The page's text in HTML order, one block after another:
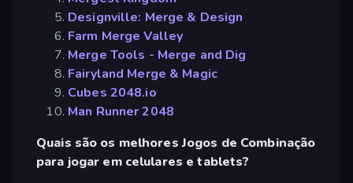
Designville: Merge & Design
Farm Merge Valley
Merge Tools - Merge and Dig
Fairyland Merge & Magic
Cubes 2048.io
Man Runner 2048
Quais são os melhores Jogos de Combinação
para jogar em celulares e tablets?